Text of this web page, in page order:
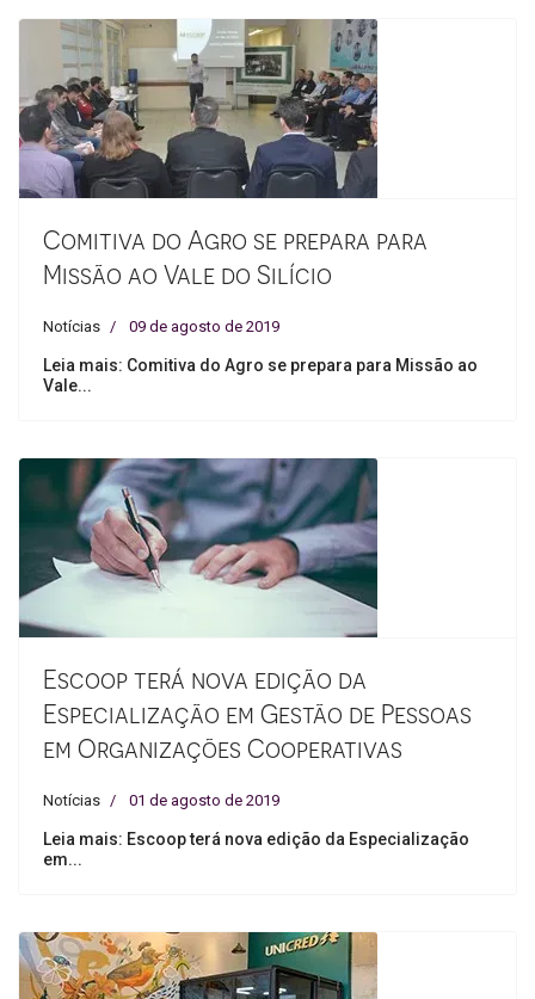
Comitiva do Agro se prepara para
Missão ao Vale do Silício
Notícias 09 de agosto de 2019
Leia mais: Comitiva do Agro se prepara para Missão ao
Vale...
Escoop terá nova edição da
Especialização em Gestão de Pessoas
em Organizações Cooperativas
Notícias 01 de agosto de 2019
Leia mais: Escoop terá nova edição da Especialização
em...